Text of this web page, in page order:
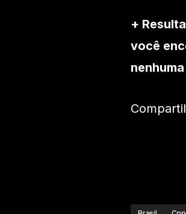
+
você